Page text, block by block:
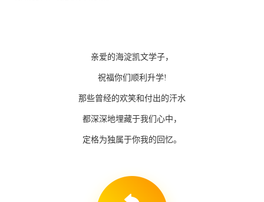
亲爱的海淀凯文学子，
祝福你们顺利升学!
那些曾经的欢笑和付出的汗水
都深深地埋藏于我们心中，
定格为独属于你我的回忆。